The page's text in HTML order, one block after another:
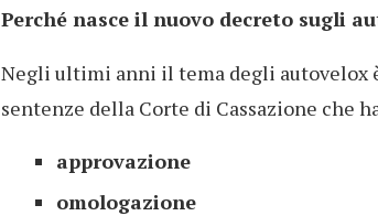
Perché nasce il nuovo decreto sugli
Negli ultimi anni il tema degli autovelox
sentenze della Corte di Cassazione che
approvazione
omologazione